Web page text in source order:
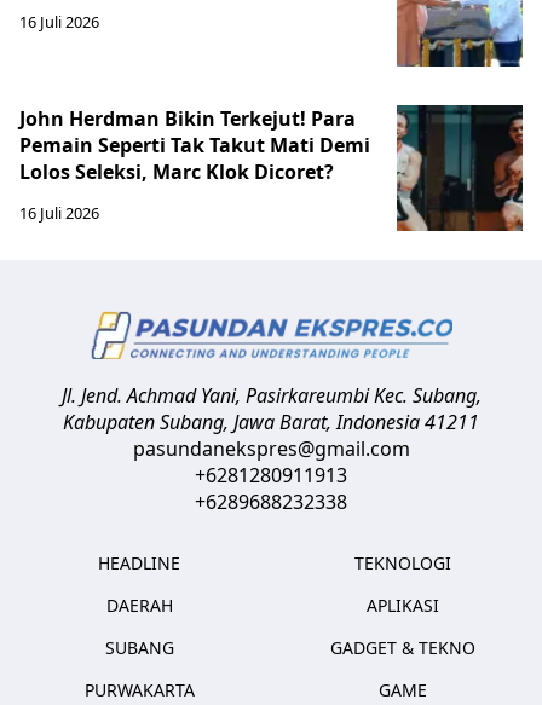
16 Juli 2026
John Herdman Bikin Terkejut! Para
Pemain Seperti Tak Takut Mati Demi
Lolos Seleksi, Marc Klok Dicoret?
16 Juli 2026
Jl. Jend. Achmad Yani, Pasirkareumbi Kec. Subang,
Kabupaten Subang, Jawa Barat,Indonesia41211
pasundanekspres@gmail.com
+6281280911913
+6289688232338
HEADLINE
DAERAH
SUBANG
PURWAKARTA
TEKNOLOGI
APLIKASI
GADGET & TEKNO
GAME